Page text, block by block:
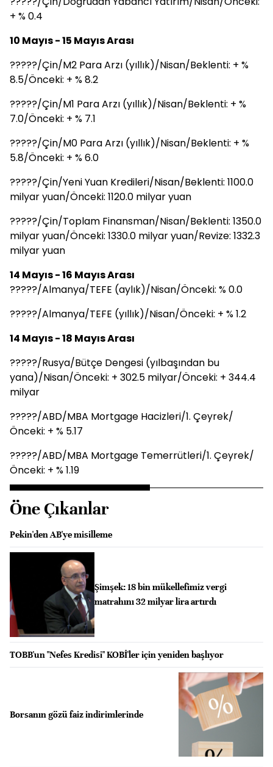
+ % 0.4
10 Mayıs - 15 Mayıs Arası
?????/Çin/M2 Para Arzı (yıllık)/Nisan/Beklenti: + %
8.5/Önceki: + % 8.2
?????/Çin/M1 Para Arzı (yıllık)/Nisan/Beklenti: + %
7.0/Önceki: + % 7.1
?????/Çin/M0 Para Arzı (yıllık)/Nisan/Beklenti: + %
5.8/Önceki: + % 6.0
?????/Çin/Yeni Yuan Kredileri/Nisan/Beklenti: 1100.0
milyar yuan/Önceki: 1120.0 milyar yuan
?????/Çin/Toplam Finansman/Nisan/Beklenti: 1350.0
milyar yuan/Önceki: 1330.0 milyar yuan/Revize: 1332.3
milyar yuan
14 Mayıs - 16 Mayıs Arası
?????/Almanya/TEFE (aylık)/Nisan/Önceki: % 0.0
?????/Almanya/TEFE (yıllık)/Nisan/Önceki: + % 1.2
14 Mayıs - 18 Mayıs Arası
?????/Rusya/Bütçe Dengesi (yılbaşından bu
yana)/Nisan/Önceki: + 302.5 milyar/Önceki: + 344.4
milyar
?????/ABD/MBA Mortgage Hacizleri/1. Çeyrek/
Önceki: + % 5.17
?????/ABD/MBA Mortgage Temerrütleri/1. Çeyrek/
Önceki: + % 1.19
Öne Çıkanlar
Pekin'den AB'ye misilleme
Şimşek: 18 bin mükellefimiz vergi
matrahını 32 milyar lira artırdı
TOBB'un "Nefes Kredisi" KOBİ'ler için yeniden başlıyor
Borsanın gözü faiz indirimlerinde